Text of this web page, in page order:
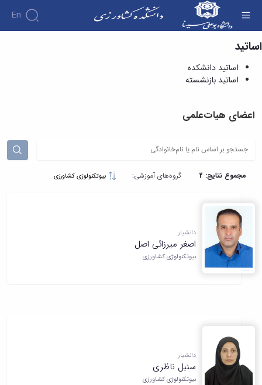
En
اساتید دانشکده - دانشکده کشاورزی
اساتید
اساتید دانشکده
اساتید بازنشسته
اعضای هیات‌علمی
مجموع نتایج: 2 گروه‌های آموزشی: بیوتکنولوژی کشاورزی
دانشیار
اصغر میرزائی اصل
بیوتکنولوژی کشاورزی
دانشیار
سنبل ناظری
بیوتکنولوژی کشاورزی